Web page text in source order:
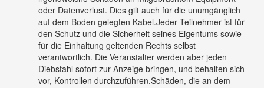
oder Datenverlust. Dies gilt auch für die unumgänglich
auf dem Boden gelegten Kabel.Jeder Teilnehmer ist für
den Schutz und die Sicherheit seines Eigentums sowie
für die Einhaltung geltenden Rechts selbst
verantwortlich. Die Veranstalter werden aber jeden
Diebstahl sofort zur Anzeige bringen, und behalten sich
vor, Kontrollen durchzuführen.Schäden, die an dem